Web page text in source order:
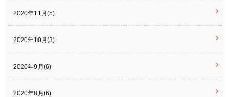
2020年11月(5)
2020年10月(3)
2020年9月(6)
2020年8月(6)